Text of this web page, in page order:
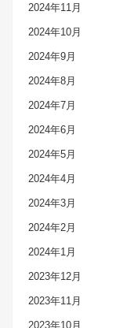
2024年11月
2024年10月
2024年9月
2024年8月
2024年7月
2024年6月
2024年5月
2024年4月
2024年3月
2024年2月
2024年1月
2023年12月
2023年11月
2023年10月